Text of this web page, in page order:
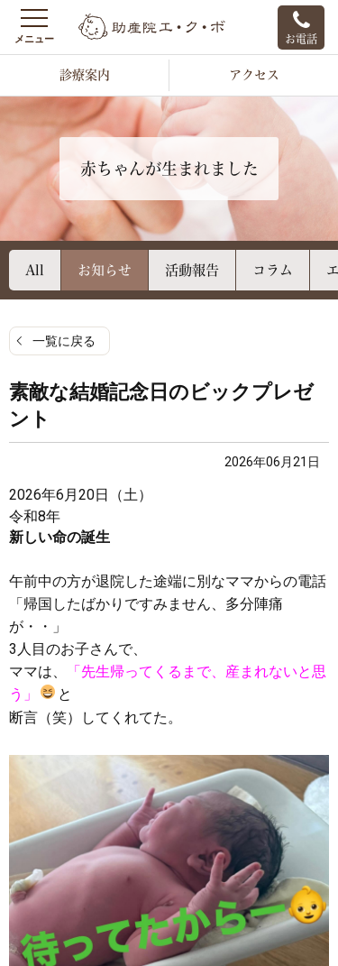
お電話
診療案内 アクセス
赤ちゃんが生まれました
All お知らせ 活動報告 コラム
一覧に戻る
素敵な結婚記念日のビックプレゼ
ント
2026年06月21日
2026年6月20日（土）
令和8年
新しい命の誕生
午前中の方が退院した途端に別なママからの電話
「帰国したばかりですみません、多分陣痛
が・・」
3人目のお子さんで、
ママは、
「先生帰ってくるまで、産まれないと思
う」
と
断言（笑）してくれてた。